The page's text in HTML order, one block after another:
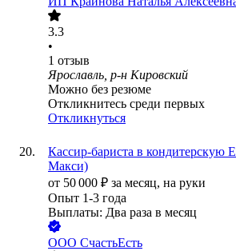
3.3
•
1 отзыв
Ярославль, р-н Кировский
Можно без резюме
Откликнитесь среди первых
Откликнуться
Кассир-бариста в кондитерскую
Макси)
от 50 000 ₽ за месяц, на руки
Опыт 1-3 года
Выплаты: Два раза в месяц
ООО СчастьЕсть